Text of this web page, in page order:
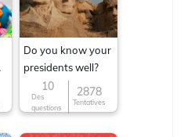
Do you know your
presidents well?
10
Des
questions
2878
Tentatives